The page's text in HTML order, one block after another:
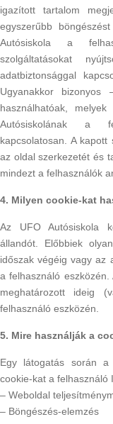
igazított tartalom
egyszerűbb
Autósiskola a
szolgáltatásokat
adatbiztonsággal
Ugyanakkor
használhatóak,
Autósiskolának a
kapcsolatosan. A
az oldal szerkezetét és
mindezt a felhasználók
4. Milyen cookie-kat
Az UFO Autósiskola
állandót. Előbbiek
időszak végéig vagy az
a felhasználó
meghatározott ideig
felhasználó eszközén.
5. Mire használják a
Egy látogatás során
cookie-kat a felhasználó
– Weboldal
– Böngészés-elemzés